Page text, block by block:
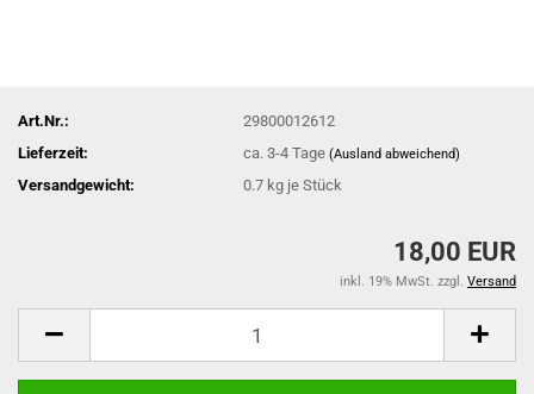
Art.Nr.:
29800012612
Lieferzeit:
ca. 3-4 Tage(Ausland abweichend)
Versandgewicht: 0.7 kg je Stück
18,00 EUR
inkl. 19% MwSt. zzgl. Versand